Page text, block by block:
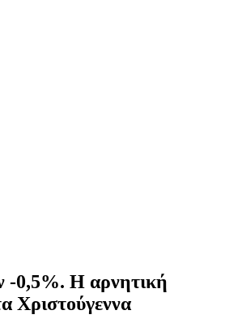
-0,5%. Η αρνητική
Χριστούγεννα